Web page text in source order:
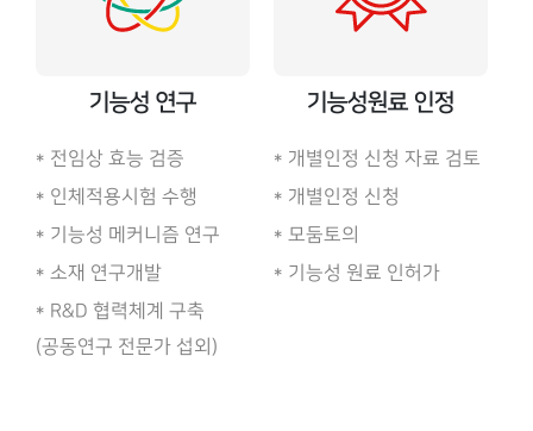
기능성 연구
전임상 효능 검증
인체적용시험 수행
기능성 메커니즘 연구
소재 연구개발
R&D 협력체계 구축
(공동연구 전문가 섭외)
기능성원료 인정
개별인정 신청 자료 검토
개별인정 신청
모둠토의
기능성 원료 인허가